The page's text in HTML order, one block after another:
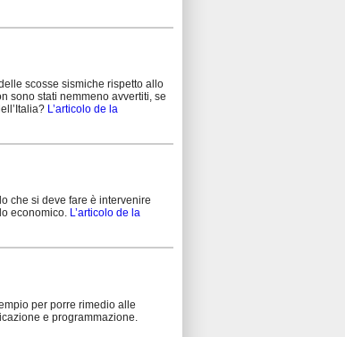
scosse sismiche rispetto allo
sono stati nemmeno avvertiti, se
L’articolo de la
che si deve fare è intervenire
economico. L’articolo de la
per porre rimedio alle
e programmazione.